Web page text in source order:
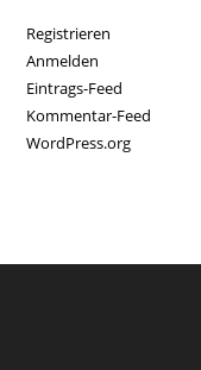
Registrieren
Anmelden
Eintrags-Feed
Kommentar-Feed
WordPress.org